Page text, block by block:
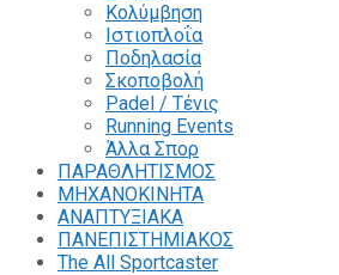
Κολύμβηση
Ιστιοπλοΐα
Ποδηλασία
Σκοποβολή
Padel / Τένις
Running Events
Άλλα Σπορ
ΠΑΡΑΘΛΗΤΙΣΜΟΣ
ΜΗΧΑΝΟΚΙΝΗΤΑ
ΑΝΑΠΤΥΞΙΑΚΑ
ΠΑΝΕΠΙΣΤΗΜΙΑΚΟΣ
The All Sportcaster